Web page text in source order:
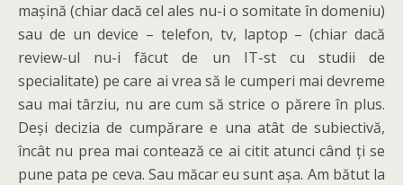
mașină (chiar dacă cel ales nu-i o somitate în domeniu)
sau de un device – telefon, tv, laptop – (chiar dacă
review-ul nu-i făcut de un IT-st cu studii de
specialitate) pe care ai vrea să le cumperi mai devreme
sau mai târziu, nu are cum să strice o părere în plus.
Deși decizia de cumpărare e una atât de subiectivă,
încât nu prea mai contează ce ai citit atunci când ți se
pune pata pe ceva. Sau măcar eu sunt așa. Am bătut la